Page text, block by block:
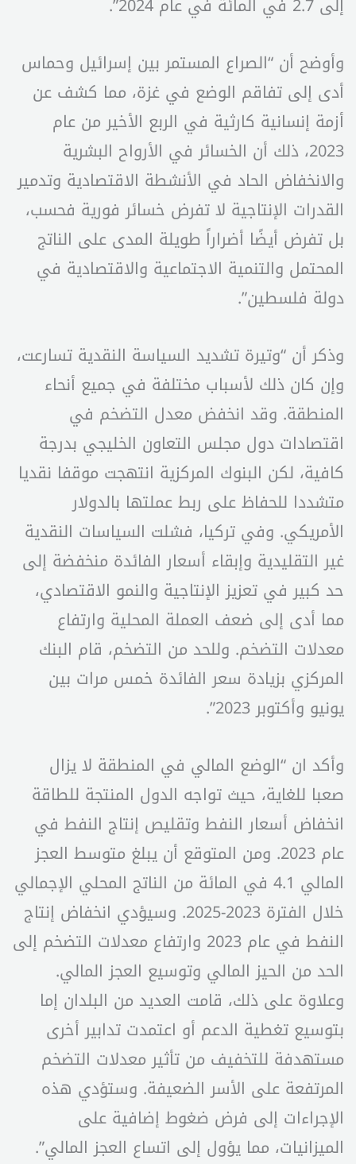
وأوضح أن “الصراع المستمر بين إسرائيل وحماس
أدى إلى تفاقم الوضع في غزة، مما كشف عن
أزمة إنسانية كارثية في الربع الأخير من عام
2023، ذلك أن الخسائر في الأرواح البشرية
والانخفاض الحاد في الأنشطة الاقتصادية وتدمير
القدرات الإنتاجية لا تفرض خسائر فورية فحسب،
بل تفرض أيضًا أضراراً طويلة المدى على الناتج
المحتمل والتنمية الاجتماعية والاقتصادية في
دولة فلسطين”.
وذكر أن “وتيرة تشديد السياسة النقدية تسارعت،
وإن كان ذلك لأسباب مختلفة في جميع أنحاء
المنطقة. وقد انخفض معدل التضخم في
اقتصادات دول مجلس التعاون الخليجي بدرجة
كافية، لكن البنوك المركزية انتهجت موقفا نقديا
متشددا للحفاظ على ربط عملتها بالدولار
الأمريكي. وفي تركيا، فشلت السياسات النقدية
غير التقليدية وإبقاء أسعار الفائدة منخفضة إلى
حد كبير في تعزيز الإنتاجية والنمو الاقتصادي،
مما أدى إلى ضعف العملة المحلية وارتفاع
معدلات التضخم. وللحد من التضخم، قام البنك
المركزي بزيادة سعر الفائدة خمس مرات بين
يونيو وأكتوبر 2023”.
وأكد ان “الوضع المالي في المنطقة لا يزال
صعبا للغاية، حيث تواجه الدول المنتجة للطاقة
انخفاض أسعار النفط وتقليص إنتاج النفط في
عام 2023. ومن المتوقع أن يبلغ متوسط العجز
المالي 4.1 في المائة من الناتج المحلي الإجمالي
خلال الفترة 2023-2025. وسيؤدي انخفاض إنتاج
النفط في عام 2023 وارتفاع معدلات التضخم إلى
الحد من الحيز المالي وتوسيع العجز المالي.
وعلاوة على ذلك، قامت العديد من البلدان إما
بتوسيع تغطية الدعم أو اعتمدت تدابير أخرى
مستهدفة للتخفيف من تأثير معدلات التضخم
المرتفعة على الأسر الضعيفة. وستؤدي هذه
الإجراءات إلى فرض ضغوط إضافية على
الميزانيات، مما يؤول إلى اتساع العجز المالي”.